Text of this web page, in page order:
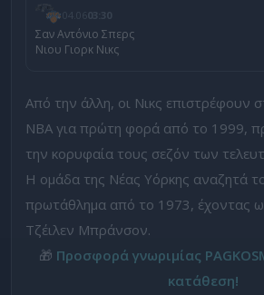
04.06 03:30
Σαν Αντόνιο Σπερς
Νιου Γιορκ Νικς
Από την άλλη, οι Νικς επιστρέφουν
NBA για πρώτη φορά από το 1999,
την κορυφαία τους σεζόν των
Η ομάδα της Νέας Υόρκης αναζητά
πρωτάθλημα από το 1973, έχοντας
Τζέιλεν Μπράνσον.
🎁 Προσφορά γνωριμίας
κατάθεση!